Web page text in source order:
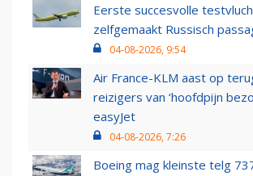
Eerste succesvolle
zelfgemaakt Russisch
04-08-2026, 9:54
Air France-KLM aast op
reizigers van ‘hoofdpijn
easyJet
04-08-2026, 7:26
Boeing mag kleinste telg